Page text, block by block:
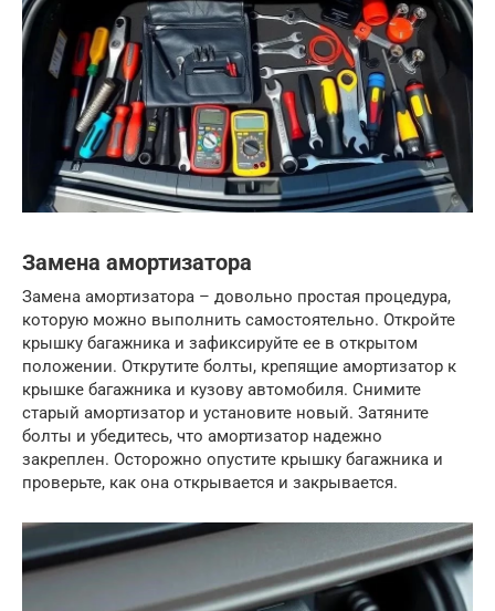
Замена амортизатора
Замена амортизатора – довольно простая процедура,
которую можно выполнить самостоятельно. Откройте
крышку багажника и зафиксируйте ее в открытом
положении. Открутите болты, крепящие амортизатор к
крышке багажника и кузову автомобиля. Снимите
старый амортизатор и установите новый. Затяните
болты и убедитесь, что амортизатор надежно
закреплен. Осторожно опустите крышку багажника и
проверьте, как она открывается и закрывается.